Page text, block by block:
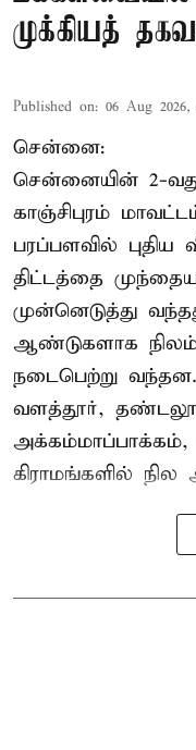
முக்கியத்
Published on: 06 Aug 2026,
சென்னை:
சென்னையின் 2-
காஞ்சிபுரம்
பரப்பளவில்
திட்டத்தை முந்தைய
முன்னெடுத்து
ஆண்டுகளாக
நடைபெற்று
வளத்தூர், தண்டலூர்,
அக்கம்மாப்பாக்கம்,
கிராமங்களில்